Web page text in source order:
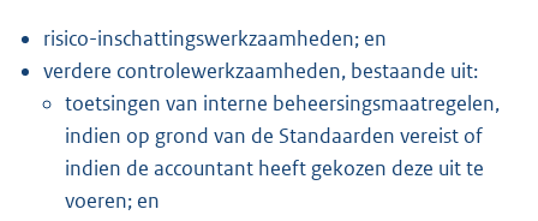
risico-inschattingswerkzaamheden; en
verdere controlewerkzaamheden, bestaande uit:
toetsingen van interne beheersingsmaatregelen,
indien op grond van de Standaarden vereist of
indien de accountant heeft gekozen deze uit te
voeren; en